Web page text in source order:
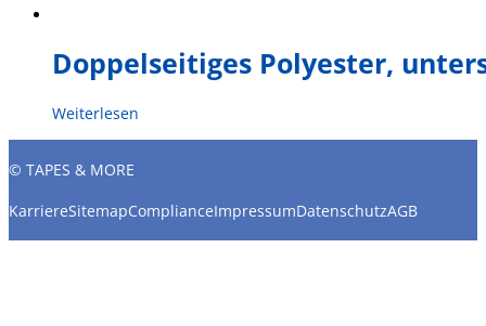
Doppelseitiges Polyester,
Weiterlesen
© TAPES & MORE
KarriereSitemapComplianceImpressumDatenschutzAGB